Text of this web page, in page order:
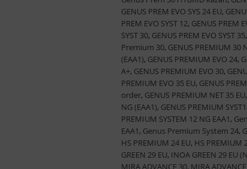
GENUS PREM EVO SYS 24 EU,
PREM EVO SYST 12, GENUS PREM
SYST 30, GENUS PREM EVO SYST 35,
Premium 30, GENUS PREMIUM 30
(EAA1), GENUS PREMIUM EVO 24,
A+, GENUS PREMIUM EVO 30,
PREMIUM EVO 35 EU, GENUS
order, GENUS PREMIUM NET 35 EU,
NG (EAA1), GENUS PREMIUM
PREMIUM SYSTEM 12 NG EAA1,
EAA1, Genus Premium System 24,
HS PREMIUM 24 EU, HS PREMIUM
GREEN 29 EU, INOA GREEN 29 EU
MIRA ADVANCE 30, MIRA